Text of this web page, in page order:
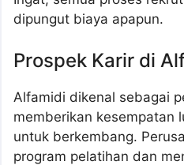
dipungut biaya apapun.
Prospek Karir di
Alfamidi dikenal sebagai
memberikan kesempatan
untuk berkembang.
program pelatihan dan